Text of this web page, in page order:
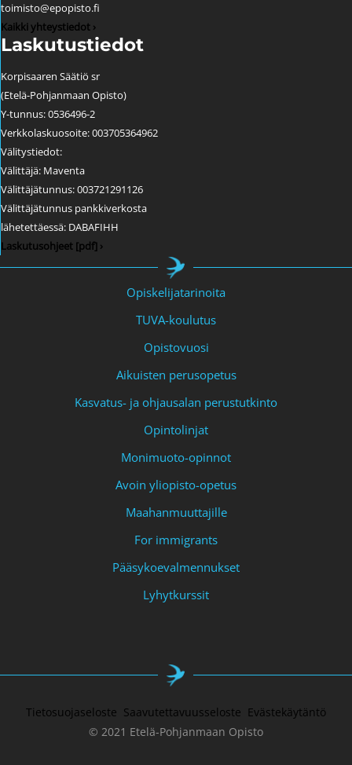
toimisto@epopisto.fi
Kaikki yhteystiedot ›
Laskutustiedot
Korpisaaren Säätiö sr
(Etelä-Pohjanmaan Opisto)
Y-tunnus: 0536496-2
Verkkolaskuosoite: 003705364962
Välitystiedot:
Välittäjä: Maventa
Välittäjätunnus: 003721291126
Välittäjätunnus pankkiverkosta
lähetettäessä: DABAFIHH
Laskutusohjeet [pdf] ›
Opiskelijatarinoita
TUVA-koulutus
Opistovuosi
Aikuisten perusopetus
Kasvatus- ja ohjausalan perustutkinto
Opintolinjat
Monimuoto-opinnot
Avoin yliopisto-opetus
Maahanmuuttajille
For immigrants
Pääsykoevalmennukset
Lyhytkurssit
Tietosuojaseloste Saavutettavuusseloste Evästekäytäntö
© 2021 Etelä-Pohjanmaan Opisto